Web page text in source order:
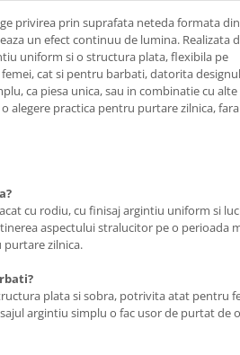
privirea prin suprafata neteda formata
un efect continuu de lumina. Realizata
uniform si o structura plata, flexibila pe
cat si pentru barbati, datorita
ca piesa unica, sau in combinatie cu
alegere practica pentru purtare zilnica,
cu rodiu, cu finisaj argintiu uniform si
aspectului stralucitor pe o perioada
zilnica.
plata si sobra, potrivita atat pentru
argintiu simplu o fac usor de purtat de